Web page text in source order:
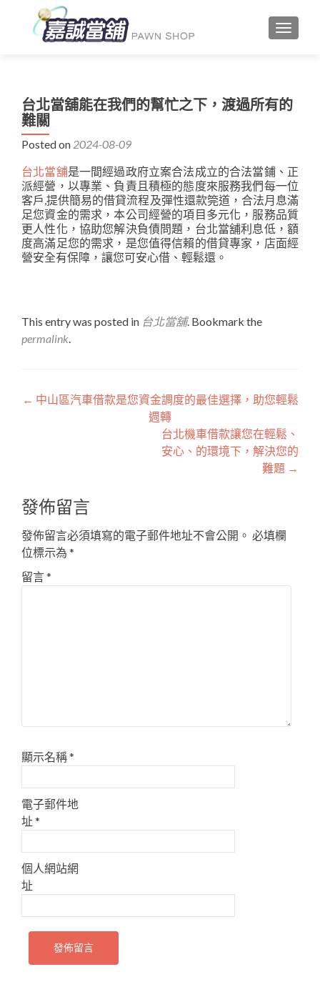
台北當舖能在我們的幫忙之下，渡過所有的
難關
Posted on 2024-08-09
台北當舖是一間經過政府立案合法成立的合法當鋪、正
派經營，以專業、負責且積極的態度來服務我們每一位
客戶,提供簡易的借貸流程及彈性還款筦道，合法月息滿
足您資金的需求，本公司經營的項目多元化，服務品質
更人性化，協助您解決負債問題，台北當舖利息低，額
度高滿足您的需求，是您值得信賴的借貸專家，店面經
營安全有保障，讓您可安心借、輕鬆還。
This entry was posted in 台北當舖. Bookmark the
permalink.
文
← 中山區汽車借款是您資金調度的最佳選擇，助您輕鬆
週轉
台北機車借款讓您在輕鬆、
安心、的環境下，解決您的
難題 →
發佈留言
發佈留言必須填寫的電子郵件地址不會公開。 必填欄
位標示為 *
留言*
顯示名稱*
電子郵件地
址*
個人網站網
址